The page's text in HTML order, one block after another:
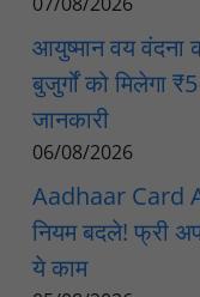
आयुष्मान वय
बुजुर्गों को मिलेगा
जानकारी
06/08/2026
Aadhaar Card
नियम बदले! फ्री
ये काम